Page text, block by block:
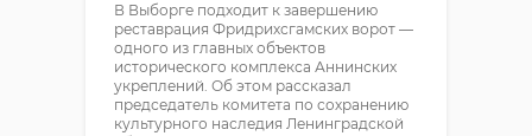
В Выборге подходит к завершению
реставрация Фридрихсгамских ворот —
одного из главных объектов
исторического комплекса Аннинских
укреплений. Об этом рассказал
председатель комитета по сохранению
культурного наследия Ленинградской